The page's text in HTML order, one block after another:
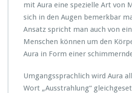
mit Aura eine spezielle Art von
sich in den Augen bemerkbar
Ansatz spricht man auch von
Menschen können um den
Aura in Form einer
Umgangssprachlich wird Aura
Wort „Ausstrahlung“